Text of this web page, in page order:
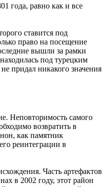
года, равно как и все
ставится под
право на посещение
вышли за рамки
под турецким
придал никакого значения
Неповторимость самого
возвратить в
как памятник
реинтеграции в
Часть артефактов
в 2002 году, этот район